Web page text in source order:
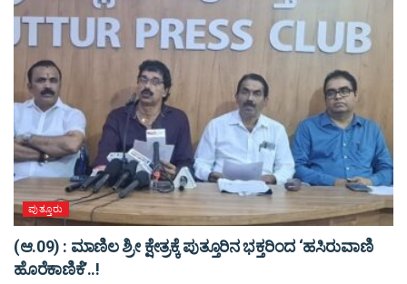
ಪುತ್ತೂರು
(ಆ.09) : ಮಾಣಿಲ ಶ್ರೀ ಕ್ಷೇತ್ರಕ್ಕೆ ಪುತ್ತೂರಿನ ಭಕ್ತರಿಂದ ‘ಹಸಿರುವಾಣಿ
ಹೊರೆಕಾಣಿಕೆ’..!